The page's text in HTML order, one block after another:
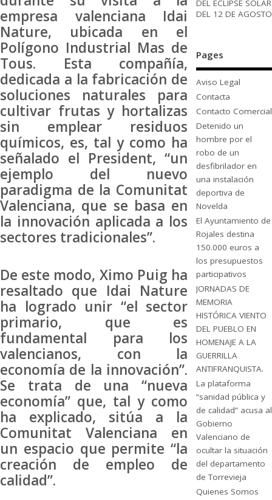
empresa valenciana Idai
Nature, ubicada en el
Polígono Industrial Mas de
Tous. Esta compañía,
dedicada a la fabricación de
soluciones naturales para
cultivar frutas y hortalizas
sin emplear residuos
químicos, es, tal y como ha
señalado el President, “un
ejemplo del nuevo
paradigma de la Comunitat
Valenciana, que se basa en
la innovación aplicada a los
sectores tradicionales”.
De este modo, Ximo Puig ha
resaltado que Idai Nature
ha logrado unir “el sector
primario, que es
fundamental para los
valencianos, con la
economía de la innovación”.
Se trata de una “nueva
economía” que, tal y como
ha explicado, sitúa a la
Comunitat Valenciana en
un espacio que permite “la
creación de empleo de
calidad”.
DEL ECLIPSE SOLAR
DEL 12 DE AGOSTO
Pages
Aviso Legal
Contacta
Contacto Comercial
Detenido un
hombre por el
robo de un
desfibrilador en
una instalación
deportiva de
Novelda
El Ayuntamiento de
Rojales destina
150.000 euros a
los presupuestos
participativos
JORNADAS DE
MEMORIA
HISTÓRICA VIENTO
DEL PUEBLO EN
HOMENAJE A LA
GUERRILLA
ANTIFRANQUISTA.
La plataforma
“sanidad pública y
de calidad” acusa al
Gobierno
Valenciano de
ocultar la situación
del departamento
de Torrevieja
Quienes Somos